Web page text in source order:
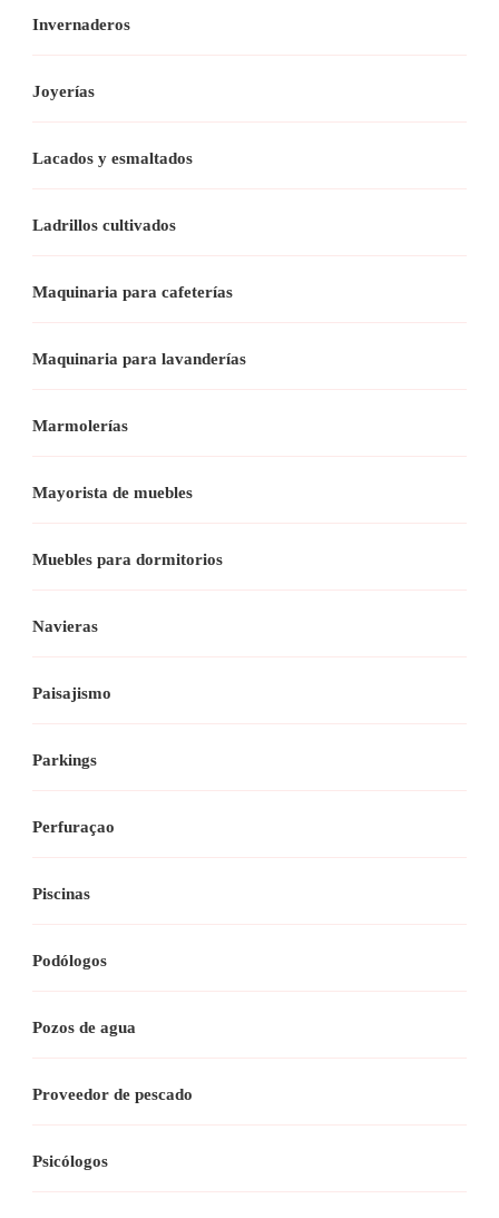
Invernaderos
Joyerías
Lacados y esmaltados
Ladrillos cultivados
Maquinaria para cafeterías
Maquinaria para lavanderías
Marmolerías
Mayorista de muebles
Muebles para dormitorios
Navieras
Paisajismo
Parkings
Perfuraçao
Piscinas
Podólogos
Pozos de agua
Proveedor de pescado
Psicólogos